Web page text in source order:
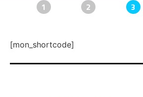
1 2 3
[mon_shortcode]